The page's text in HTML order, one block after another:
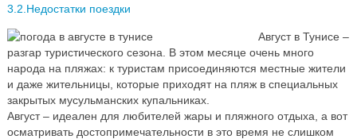
3.2.Недостатки поездки
Август в Тунисе –
разгар туристического сезона. В этом месяце очень много
народа на пляжах: к туристам присоединяются местные жители
и даже жительницы, которые приходят на пляж в специальных
закрытых мусульманских купальниках.
Август – идеален для любителей жары и пляжного отдыха, а вот
осматривать достопримечательности в это время не слишком